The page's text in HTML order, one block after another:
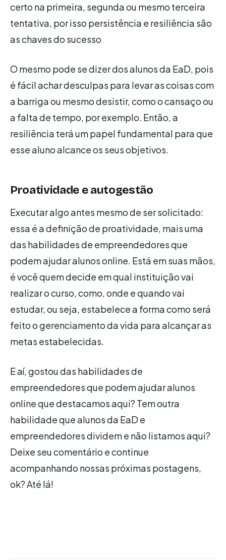
certo na primeira, segunda ou mesmo terceira
tentativa, por isso persistência e resiliência são
as chaves do sucesso
O mesmo pode se dizer dos alunos da EaD, pois
é fácil achar desculpas para levar as coisas com
a barriga ou mesmo desistir, como o cansaço ou
a falta de tempo, por exemplo. Então, a
resiliência terá um papel fundamental para que
esse aluno alcance os seus objetivos.
Proatividade e autogestão
Executar algo antes mesmo de ser solicitado:
essa é a definição de proatividade, mais uma
das habilidades de empreendedores que
podem ajudar alunos online. Está em suas mãos,
é você quem decide em qual instituição vai
realizar o curso, como, onde e quando vai
estudar, ou seja, estabelece a forma como será
feito o gerenciamento da vida para alcançar as
metas estabelecidas.
E aí, gostou das habilidades de
empreendedores que podem ajudar alunos
online que destacamos aqui? Tem outra
habilidade que alunos da EaD e
empreendedores dividem e não listamos aqui?
Deixe seu comentário e continue
acompanhando nossas próximas postagens,
ok? Até lá!